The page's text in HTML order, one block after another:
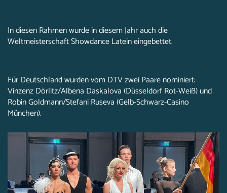
In diesen Rahmen wurde in diesem Jahr auch die
Weltmeisterschaft Showdance Latein eingebettet.
Für Deutschland wurden vom DTV zwei Paare nominiert:
Vinzenz Dörlitz/Albena Daskalova (Düsseldorf Rot-Weiß) und
Robin Goldmann/Stefani Ruseva (Gelb-Schwarz-Casino
München).